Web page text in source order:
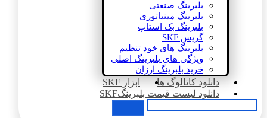
بلبرینگ صنعتی
بلبرینگ مینیاتوری
بلبرینگ بک استاپ
گریس SKF
بلبرینگ های خود تنظیم
ویژگی های بلبرینگ اصلی
خرید بلبرینگ ارزان
دانلود کاتالوگ ها
ابزار SKF
دانلود لیست قیمت بلبرینگSKF